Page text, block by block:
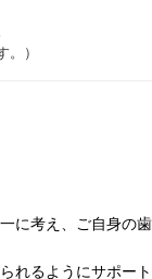
。）
に考え、ご自身の歯
れるようにサポート